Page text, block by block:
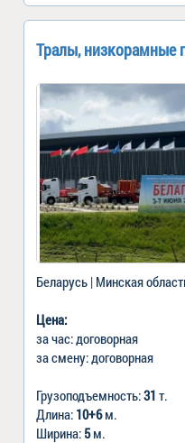
Тралы, низкорамные
Беларусь | Минская
Цена:
за час: договорная
за смену: договорная
Грузоподъемность:31 т.
Длина: 10+6м.
Ширина: 5м.